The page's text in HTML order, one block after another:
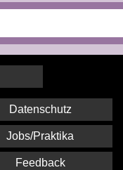
Datenschutz
Jobs/Praktika
Feedback